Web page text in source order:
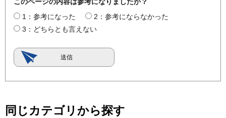
1：参考になった
2：参考にならなかった
3：どちらとも言えない
同じカテゴリから探す